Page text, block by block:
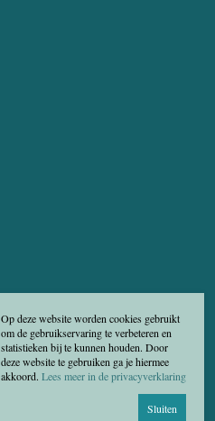
Op deze website worden cookies gebruikt
om de gebruikservaring te verbeteren en
statistieken bij te kunnen houden. Door
deze website te gebruiken ga je hiermee
akkoord. Lees meer in de privacyverklaring
Sluiten